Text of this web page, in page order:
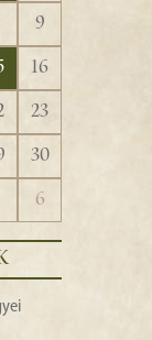
9
16
23
30
6